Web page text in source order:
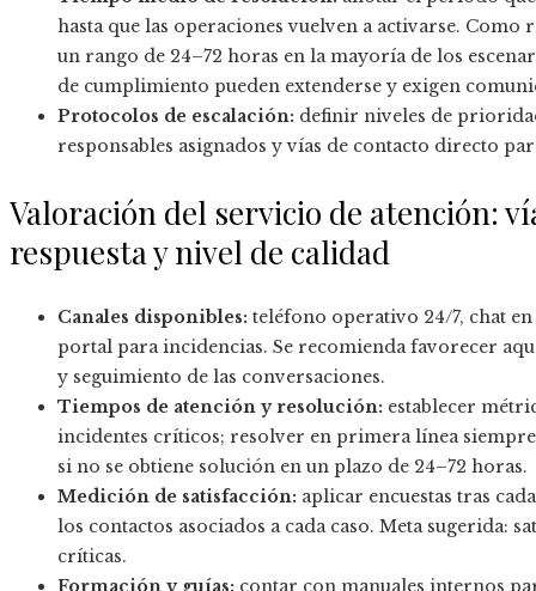
hasta que las operaciones vuelven a activarse.
un rango de 24–72 horas en la mayoría de los
de cumplimiento pueden extenderse y exigen
Protocolos de escalación: definir niveles de
responsables asignados y vías de contacto directo
Valoración del servicio de atención:
respuesta y nivel de calidad
Canales disponibles: teléfono operativo 24/7, chat
portal para incidencias. Se recomienda favorecer
y seguimiento de las conversaciones.
Tiempos de atención y resolución: establecer
incidentes críticos; resolver en primera línea
si no se obtiene solución en un plazo de 24–72 horas.
Medición de satisfacción: aplicar encuestas tras
los contactos asociados a cada caso. Meta sugerida:
críticas.
Formación y guías: contar con manuales internos